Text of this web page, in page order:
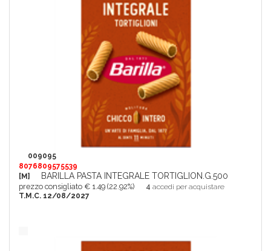
009095
8076809575539
[M]
BARILLA PASTA INTEGRALE TORTIGLION.G.500
prezzo consigliato € 1.49 (22.92%) 4 accedi per acquistare
T.M.C. 12/08/2027